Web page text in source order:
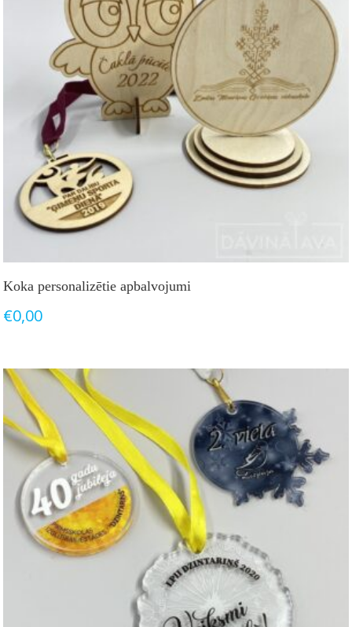
Koka personalizētie apbalvojumi
€0,00